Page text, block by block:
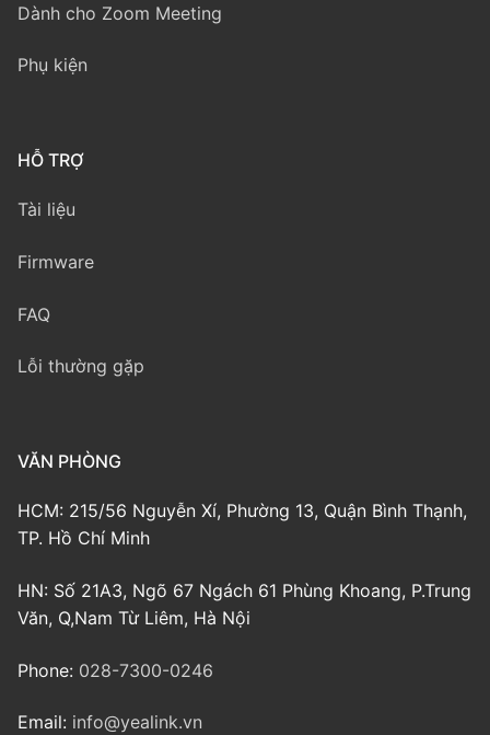
Dành cho Zoom Meeting
Phụ kiện
HỖ TRỢ
Tài liệu
Firmware
FAQ
Lỗi thường gặp
VĂN PHÒNG
HCM: 215/56 Nguyễn Xí, Phường 13, Quận Bình Thạnh,
TP. Hồ Chí Minh
HN: Số 21A3, Ngõ 67 Ngách 61 Phùng Khoang, P.Trung
Văn, Q,Nam Từ Liêm, Hà Nội
Phone: 028-7300-0246
Email: info@yealink.vn